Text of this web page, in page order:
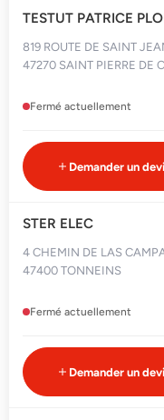
TESTUT PATRICE
819 ROUTE DE SAINT
47270 SAINT PIERRE DE
Fermé actuellement
Demander un
STER ELEC
4 CHEMIN DE LAS
47400 TONNEINS
Fermé actuellement
Demander un